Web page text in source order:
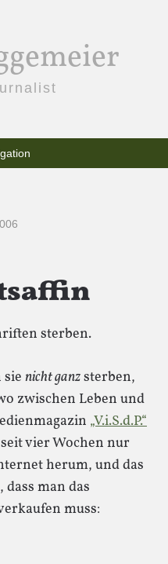
sterben.
nicht ganzsterben,
zwischen Leben und
„V.i.S.d.P.“
vier Wochen nur
herum, und das
man das
muss: